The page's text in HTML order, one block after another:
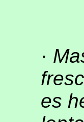
·
es